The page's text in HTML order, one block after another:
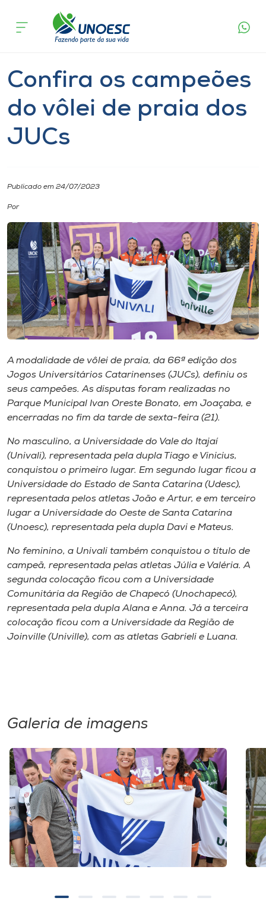
Cursos
Pesquisa
Atendimento ao Estudante
A
Unoesc
Internacionalização
I.nova
Diplomados
Cultura
CPA
Editora
Rádio
Unoesc
Store
A-
acontece
Esporte
Confira os campeões
do vôlei de praia dos
JUCs
Publicado em 24/07/2023
Por
A modalidade de vôlei de praia, da 66ª edição dos
Jogos Universitários Catarinenses (JUCs), definiu os
seus campeões. As disputas foram realizadas no
Parque Municipal Ivan Oreste Bonato, em Joaçaba, e
encerradas no fim da tarde de sexta-feira (21).
No masculino, a Universidade do Vale do Itajaí
(Univali), representada pela dupla Tiago e Vinicius,
conquistou o primeiro lugar. Em segundo lugar ficou a
Universidade do Estado de Santa Catarina (Udesc),
representada pelos atletas João e Artur, e em terceiro
lugar a Universidade do Oeste de Santa Catarina
(Unoesc), representada pela dupla Davi e Mateus.
No feminino, a Univali também conquistou o título de
campeã, representada pelas atletas Júlia e Valéria. A
segunda colocação ficou com a Universidade
Comunitária da Região de Chapecó (Unochapecó),
representada pela dupla Alana e Anna. Já a terceira
colocação ficou com a Universidade da Região de
Joinville (Univille), com as atletas Gabrieli e Luana.
Galeria de imagens